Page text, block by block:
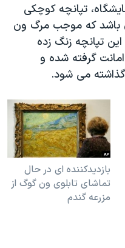
تپانچه کوچکی
باشد که موجب مرگ ون
تپانچه زنگ زده
گرفته شده و
می شود.
بازدیدکننده ای در حال
تماشای تابلوی ون گوگ از
مزرعه گندم